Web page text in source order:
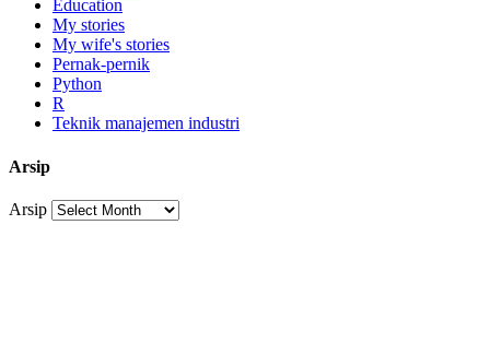
Education
My stories
My wife's stories
Pernak-pernik
Python
R
Teknik manajemen industri
Arsip
Arsip